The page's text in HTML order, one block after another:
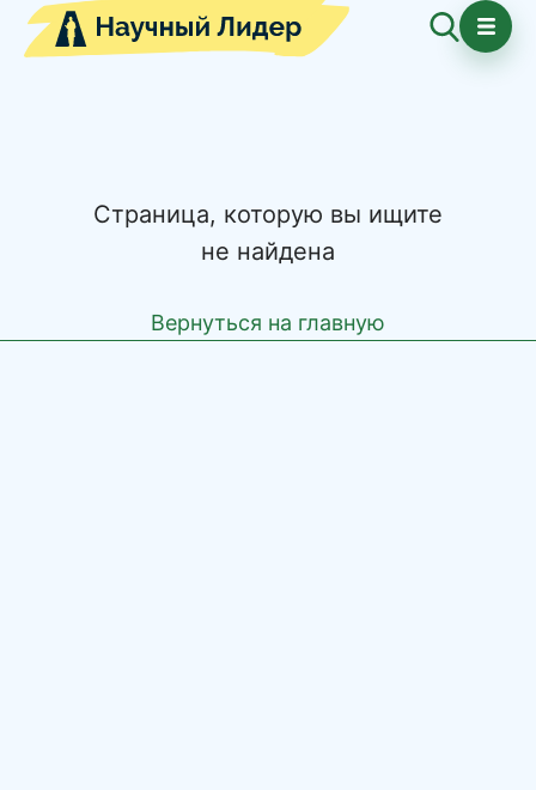
Страница, которую вы ищите
не найдена
Вернуться на главную